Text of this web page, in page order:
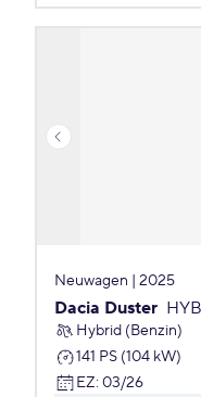
Neuwagen | 2025
Dacia Duster
Hybrid (Benzin)
141 PS (104 kW)
EZ: 03/26